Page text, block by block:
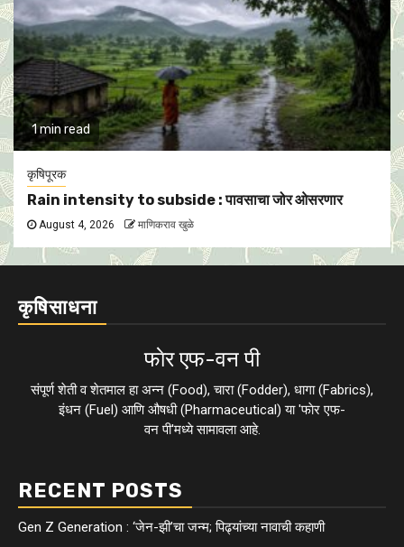
1 min read
कृषिपूरक
Rain intensity to subside : पावसाचा जोर ओसरणार
August 4, 2026 माणिकराव खुळे
कृषिसाधना
फाेर एफ-वन पी
संपूर्ण शेती व शेतमाल हा अन्न (Food), चारा (Fodder), धागा (Fabrics),
इंधन (Fuel) आणि औषधी (Pharmaceutical) या 'फाेर एफ-
वन पी'मध्ये सामावला आहे.
RECENT POSTS
Gen Z Generation : ‘जेन-झी’चा जन्म; पिढ्यांच्या नावाची कहाणी